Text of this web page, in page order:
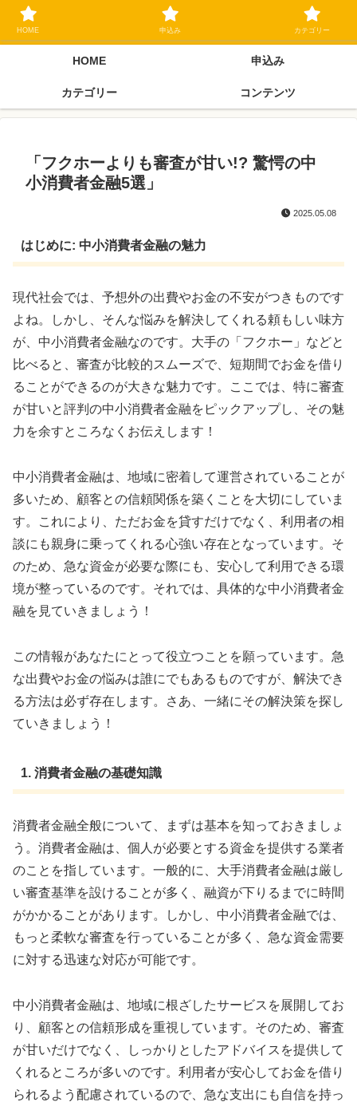
ブラックリスト長期延滞中でもOK 独自審査フリーローン 在籍確認なしの街
金クローネにご相談ください
HOME 申込み
カテゴリー コンテンツ
「フクホーよりも審査が甘い!? 驚愕の中
小消費者金融5選」
2025.05.08
はじめに: 中小消費者金融の魅力
現代社会では、予想外の出費やお金の不安がつきものです
よね。しかし、そんな悩みを解決してくれる頼もしい味方
が、中小消費者金融なのです。大手の「フクホー」などと
比べると、審査が比較的スムーズで、短期間でお金を借り
ることができるのが大きな魅力です。ここでは、特に審査
が甘いと評判の中小消費者金融をピックアップし、その魅
力を余すところなくお伝えします！
中小消費者金融は、地域に密着して運営されていることが
多いため、顧客との信頼関係を築くことを大切にしていま
す。これにより、ただお金を貸すだけでなく、利用者の相
談にも親身に乗ってくれる心強い存在となっています。そ
のため、急な資金が必要な際にも、安心して利用できる環
境が整っているのです。それでは、具体的な中小消費者金
融を見ていきましょう！
この情報があなたにとって役立つことを願っています。急
な出費やお金の悩みは誰にでもあるものですが、解決でき
る方法は必ず存在します。さあ、一緒にその解決策を探し
ていきましょう！
1. 消費者金融の基礎知識
消費者金融全般について、まずは基本を知っておきましょ
う。消費者金融は、個人が必要とする資金を提供する業者
のことを指しています。一般的に、大手消費者金融は厳し
い審査基準を設けることが多く、融資が下りるまでに時間
がかかることがあります。しかし、中小消費者金融では、
もっと柔軟な審査を行っていることが多く、急な資金需要
に対する迅速な対応が可能です。
中小消費者金融は、地域に根ざしたサービスを展開してお
り、顧客との信頼形成を重視しています。そのため、審査
が甘いだけでなく、しっかりとしたアドバイスを提供して
くれるところが多いのです。利用者が安心してお金を借り
られるよう配慮されているので、急な支出にも自信を持っ
HOME 申込み カテゴリー